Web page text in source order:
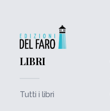
LIBRI
Tutti i libri